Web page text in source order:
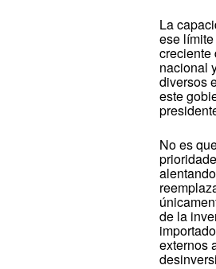
La
ese
creciente
nacional
diversos
este
No es
de la
externos